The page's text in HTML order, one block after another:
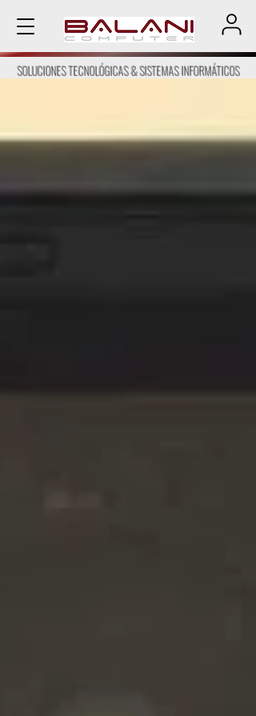
SOLUCIONES TECNOLÓGICAS & SISTEMAS INFORMÁTICOS